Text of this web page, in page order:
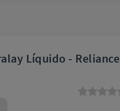
Líquido - Reliance